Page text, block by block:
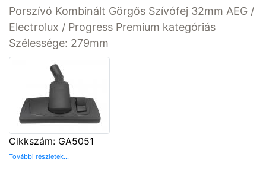
Porszívó Kombinált Görgős Szívófej 32mm AEG /
Electrolux / Progress Premium kategóriás
Szélessége: 279mm
Cikkszám: GA5051
További részletek...